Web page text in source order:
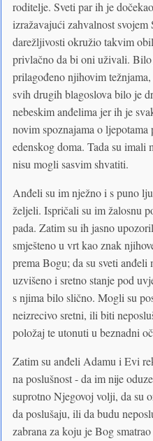
roditelje. Sveti par ih je
izražavajući zahvalnost
darežljivosti okružio takvim
privlačno da bi oni uživali. Bilo
prilagođeno njihovim
svih drugih blagoslova bilo je
nebeskim anđelima jer ih je
novim spoznajama o
edenskog doma. Tada su imali
nisu mogli sasvim shvatiti.
Anđeli su im nježno i s puno
željeli. Ispričali su im žalosnu
pada. Zatim su ih jasno
smješteno u vrt kao znak
prema Bogu; da su sveti
uzvišeno i sretno stanje pod
s njima bilo slično. Mogli su
neizrecivo sretni, ili biti
položaj te utonuti u beznadni
Zatim su anđeli Adamu i Evi
na poslušnost - da im nije
suprotno Njegovoj volji, da su
da poslušaju, ili da budu
zabrana za koju je Bog